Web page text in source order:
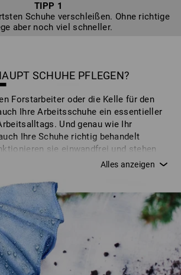
TIPP 1
Schuhe verschleißen. Ohne richtige
aber noch viel schneller.
SCHUHE PFLEGEN?
Forstarbeiter oder die Kelle für den
Ihre Arbeitsschuhe ein essentieller
Und genau wie Ihr
Ihre Schuhe richtig behandelt
sie einwandfrei und stehen
möglichst lange schützend zur Seite.
Atmungsaktivität oder wird brüchig.
aber auch „gefährlich“: Durch
oder schlichte Unachtsamkeit können
Ihrer Schuhe zerstören, die Sie
sollten. Leider erreichen uns viele
und falscher Pflege
sie nicht so eingesetzt werden, wie sie